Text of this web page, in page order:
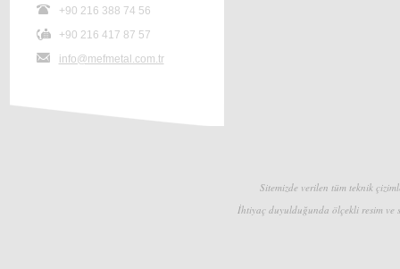
+90 216 388 74 56
+90 216 417 87 57
info@mefmetal.com.tr
Sitemizde verilen tüm teknik
İhtiyaç duyulduğunda ölçekli resim ve